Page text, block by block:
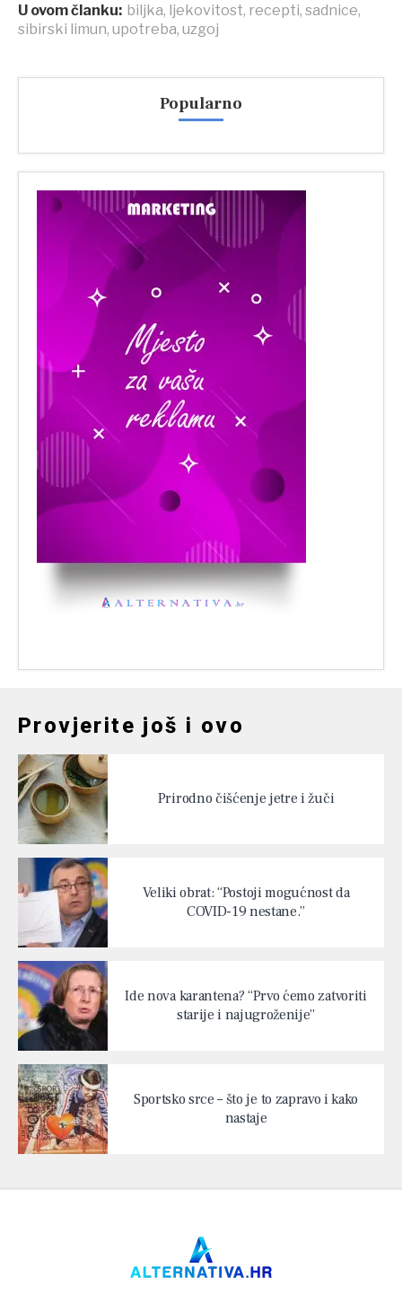
U ovom članku: biljka, ljekovitost, recepti, sadnice,
sibirski limun, upotreba, uzgoj
Popularno
Provjerite još i ovo
Prirodno čišćenje jetre i žuči
Veliki obrat: “Postoji mogućnost da
COVID-19 nestane.”
Ide nova karantena? “Prvo ćemo zatvoriti
starije i najugroženije”
Sportsko srce – što je to zapravo i kako
nastaje